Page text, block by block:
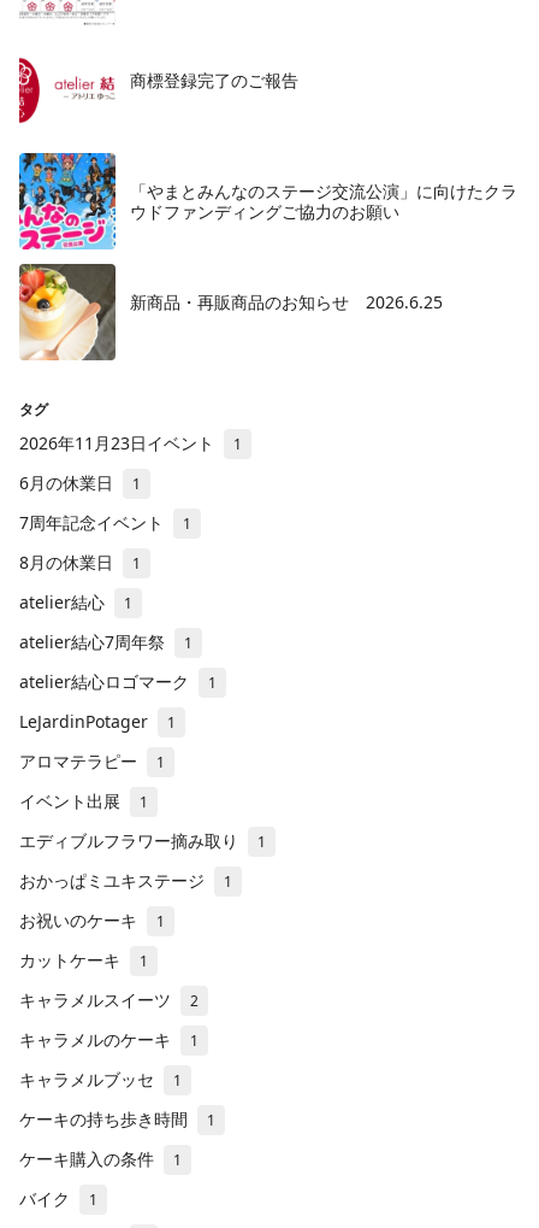
商標登録完了のご報告
「やまとみんなのステージ交流公演」に向けたクラ
ウドファンディングご協力のお願い
新商品・再販商品のお知らせ 2026.6.25
タグ
2026年11月23日イベント 1
6月の休業日 1
7周年記念イベント 1
8月の休業日 1
atelier結心 1
atelier結心7周年祭 1
atelier結心ロゴマーク 1
LeJardinPotager 1
アロマテラピー 1
イベント出展 1
エディブルフラワー摘み取り 1
おかっぱミユキステージ 1
お祝いのケーキ 1
カットケーキ 1
キャラメルスイーツ 2
キャラメルのケーキ 1
キャラメルブッセ 1
ケーキの持ち歩き時間 1
ケーキ購入の条件 1
バイク 1